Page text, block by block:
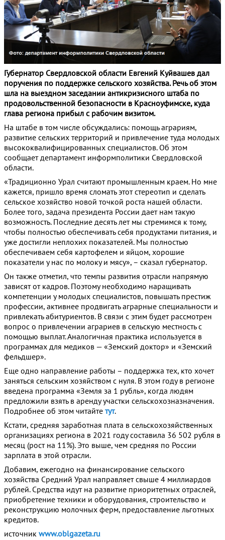
Губернатор Свердловской области Евгений Куйвашев дал
поручения по поддержке сельского хозяйства. Речь об этом
шла на выездном заседании антикризисного штаба по
продовольственной безопасности в Красноуфимске, куда
глава региона прибыл с рабочим визитом.
На штабе в том числе обсуждались: помощь аграриям,
развитие сельских территорий и привлечение туда молодых
высококвалифицированных специалистов. Об этом
сообщает департамент информполитики Свердловской
области.
«Традиционно Урал считают промышленным краем. Но мне
кажется, пришло время сломать этот стереотип и сделать
сельское хозяйство новой точкой роста нашей области.
Более того, задача президента России дает нам такую
возможность. Последние десять лет мы стремимся к тому,
чтобы полностью обеспечивать себя продуктами питания, и
уже достигли неплохих показателей. Мы полностью
обеспечиваем себя картофелем и яйцом, хорошие
показатели у нас по молоку и мясу», – сказал губернатор.
Он также отметил, что темпы развития отрасли напрямую
зависят от кадров. Поэтому необходимо наращивать
компетенции у молодых специалистов, повышать престиж
профессии, активнее продвигать аграрные специальности и
привлекать абитуриентов. В связи с этим будет рассмотрен
вопрос о привлечении аграриев в сельскую местность с
помощью выплат. Аналогичная практика используется в
программах для медиков — «Земский доктор» и «Земский
фельдшер».
Еще одно направление работы – поддержка тех, кто хочет
заняться сельским хозяйством с нуля. В этом году в регионе
введена программа «Земля за 1 рубль», когда людям
предложили взять в аренду участки сельскохозназначения.
Подробнее об этом читайте тут.
Кстати, средняя заработная плата в сельскохозяйственных
организациях региона в 2021 году составила 36 502 рубля в
месяц (рост на 11%). Это выше, чем средняя по России
зарплата в этой отрасли.
Добавим, ежегодно на финансирование сельского
хозяйства Средний Урал направляет свыше 4 миллиардов
рублей. Средства идут на развитие приоритетных отраслей,
приобретение техники и оборудования, строительство и
реконструкцию молочных ферм, предоставление льготных
кредитов.
источник www.oblgazeta.ru